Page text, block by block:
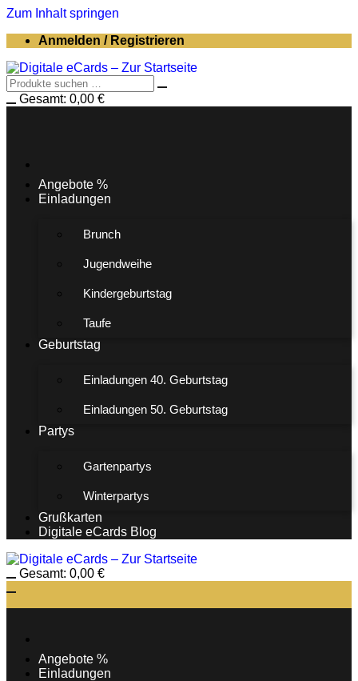
Zum Inhalt springen
Anmelden / Registrieren
Gesamt: 0,00 €
Angebote %
Einladungen
Brunch
Jugendweihe
Kindergeburtstag
Taufe
Geburtstag
Einladungen 40. Geburtstag
Einladungen 50. Geburtstag
Partys
Gartenpartys
Winterpartys
Grußkarten
Digitale eCards Blog
Gesamt: 0,00 €
Angebote %
Einladungen